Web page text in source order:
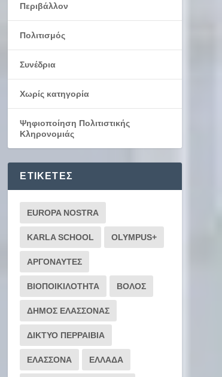
Περιβάλλον
Πολιτισμός
Συνέδρια
Χωρίς κατηγορία
Ψηφιοποίηση Πολιτιστικής
Κληρονομιάς
ΕΤΙΚΈΤΕΣ
EUROPA NOSTRA
KARLA SCHOOL OLYMPUS+
ΑΡΓΟΝΑΥΤΕΣ
ΒΙΟΠΟΙΚΙΛΟΤΗΤΑ ΒΟΛΟΣ
ΔΗΜΟΣ ΕΛΑΣΣΟΝΑΣ
ΔΙΚΤΥΟ ΠΕΡΡΑΙΒΙΑ
ΕΛΑΣΣΟΝΑ ΕΛΛΑΔΑ